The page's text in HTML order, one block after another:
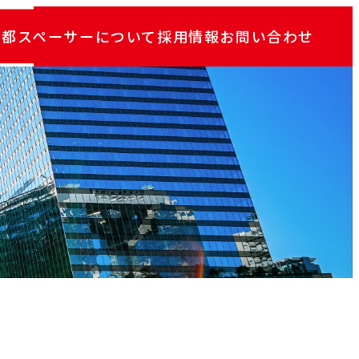
スペーサーについて採用情報お問い合わせ